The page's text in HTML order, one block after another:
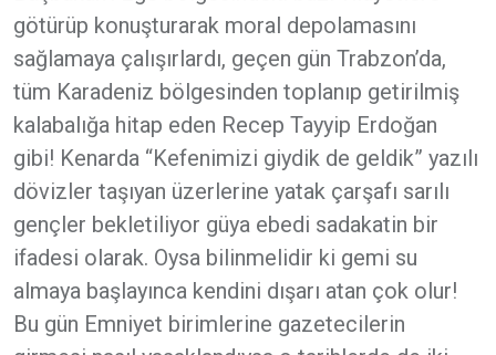
götürüp konuşturarak moral depolamasını
sağlamaya çalışırlardı, geçen gün Trabzon’da,
tüm Karadeniz bölgesinden toplanıp getirilmiş
kalabalığa hitap eden Recep Tayyip Erdoğan
gibi! Kenarda “Kefenimizi giydik de geldik” yazılı
dövizler taşıyan üzerlerine yatak çarşafı sarılı
gençler bekletiliyor güya ebedi sadakatin bir
ifadesi olarak. Oysa bilinmelidir ki gemi su
almaya başlayınca kendini dışarı atan çok olur!
Bu gün Emniyet birimlerine gazetecilerin